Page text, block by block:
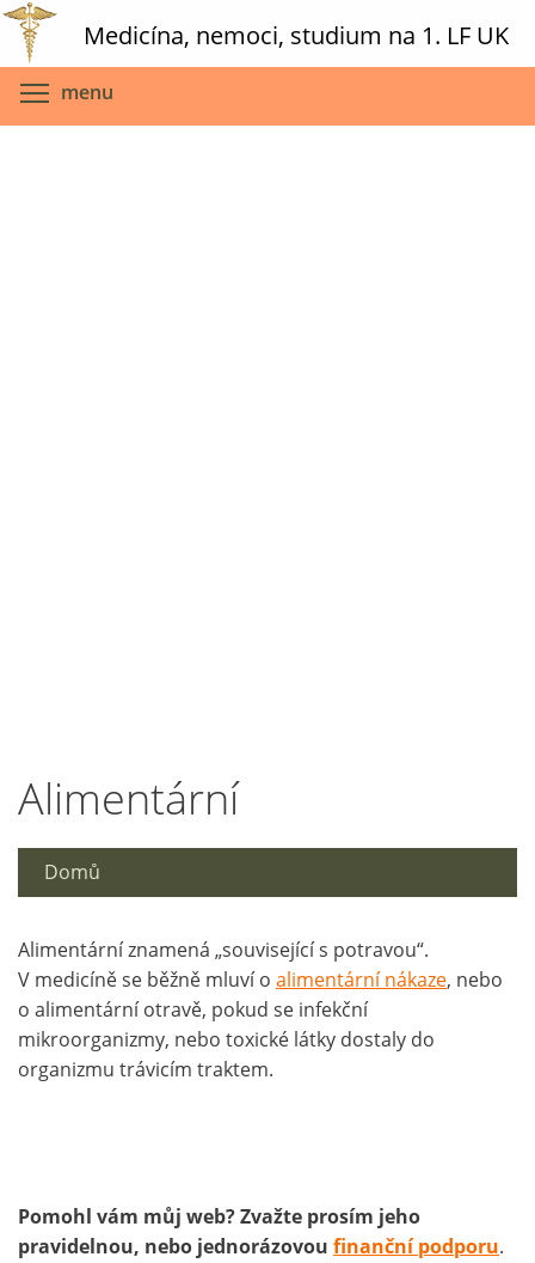
Skip
main
content
Medicína, nemoci, studium na 1. LF UK
menu
Alimentární
Domů
Alimentární znamená „související s potravou“.
V medicíně se běžně mluví o alimentární nákaze, nebo
o alimentární otravě, pokud se infekční
mikroorganizmy, nebo toxické látky dostaly do
organizmu trávicím traktem.
Pomohl vám můj web? Zvažte prosím jeho
pravidelnou, nebo jednorázovou finanční podporu.